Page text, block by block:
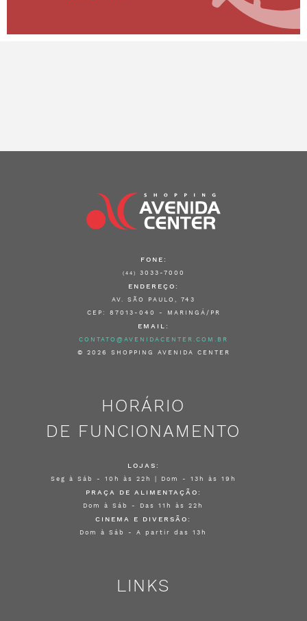
FONE:
(44) 3033-7000
ENDEREÇO:
AV. SÃO PAULO, 743
CEP: 87013-040 - MARINGÁ/PR
EMAIL:
CONTATO@AVENIDACENTER.COM.BR
© 2026 SHOPPING AVENIDA CENTER
HORÁRIO
DE FUNCIONAMENTO
LOJAS:
Seg à Sáb - 10h às 22h | Dom - 13h às 19h
PRAÇA DE ALIMENTAÇÃO:
Dom à Sáb - Das 11h às 22h
CINEMA E DIVERSÃO:
Dom à Sáb - A partir das 13h
LINKS